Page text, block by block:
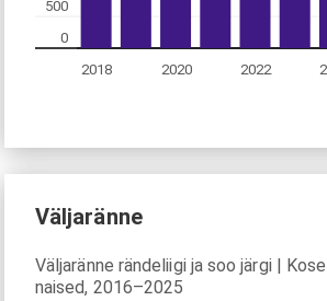
2018 2020 2022
0
500
Väljaränne
Väljaränne rändeliigi ja soo järgi |
naised, 2016–2025